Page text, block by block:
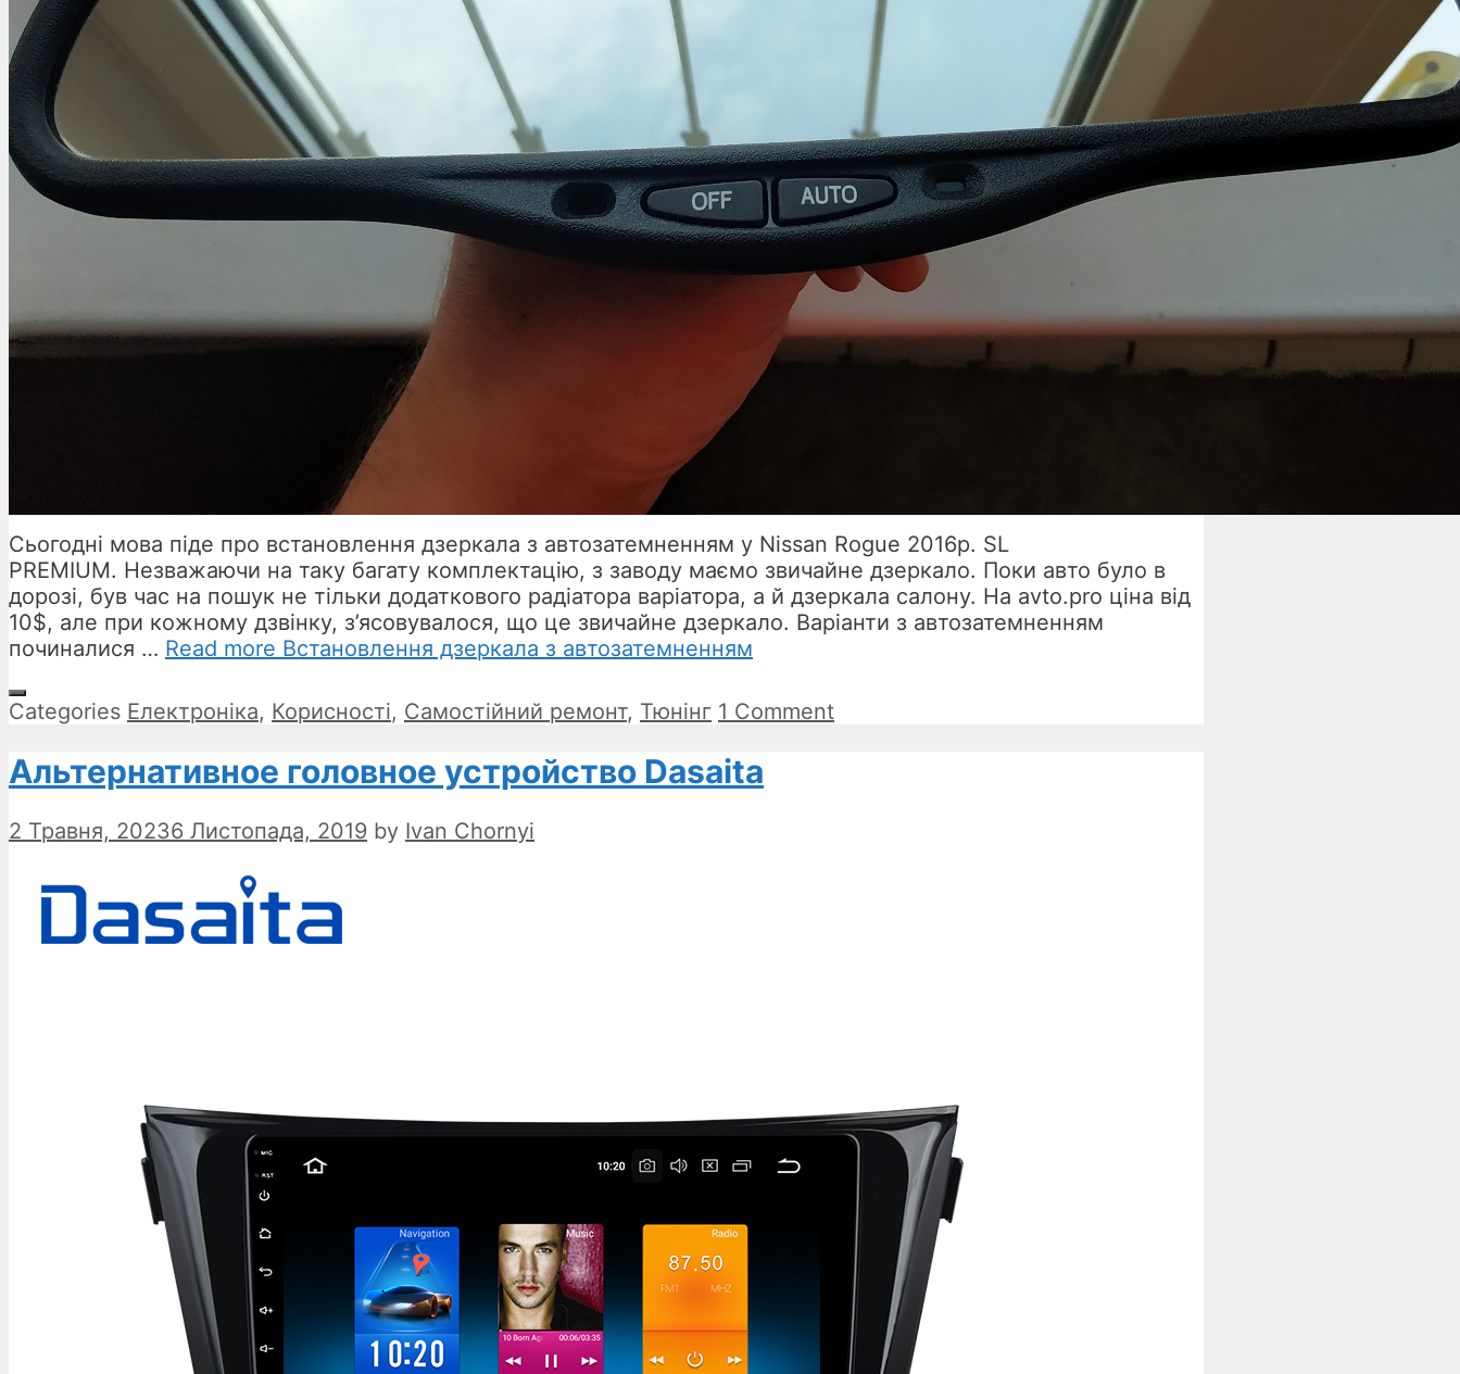
Сьогодні мова піде про встановлення дзеркала з автозатемненням у Nissan Rogue 2016р. SL
PREMIUM. Незважаючи на таку багату комплектацію, з заводу маємо звичайне дзеркало. Поки авто було в
дорозі, був час на пошук не тільки додаткового радіатора варіатора, а й дзеркала салону. На avto.pro ціна від
10$, але при кожному дзвінку, з’ясовувалося, що це звичайне дзеркало. Варіанти з автозатемненням
починалися … Read more Встановлення дзеркала з автозатемненням
Categories Електроніка, Корисності, Самостійний ремонт, Тюнінг 1 Comment
Альтернативное головное устройство Dasaita
2 Травня, 20236 Листопада, 2019 by Ivan Chornyi